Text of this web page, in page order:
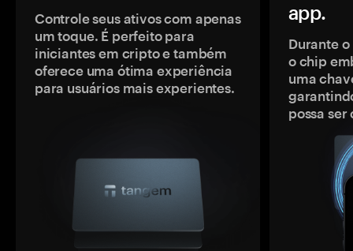
Controle seus ativos com apenas
um toque. É perfeito para
iniciantes em cripto e também
oferece uma ótima experiência
para usuários mais experientes.
app.
Durante
o chip
uma
possa